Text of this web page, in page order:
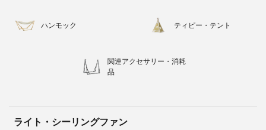
ハンモック ティピー・テント
関連アクセサリー・消耗
品
ライト・シーリングファン